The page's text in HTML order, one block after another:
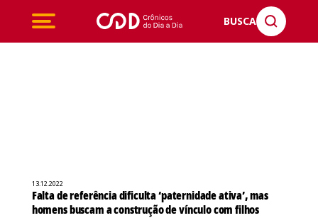
BUSCA
13.12.2022
Falta de referência dificulta ‘paternidade ativa’, mas
homens buscam a construção de vínculo com filhos